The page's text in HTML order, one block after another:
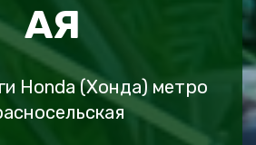
АЯ
Honda (Хонда) метро